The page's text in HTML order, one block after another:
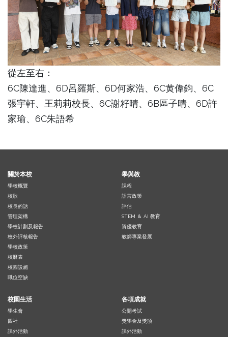
從左至右：
6C陳達進、6D呂羅斯、6D何家浩、6C黄偉鈞、6C
張宇軒、王莉莉校長、6C謝籽晴、6B區子晴、6D許
家瑜、6C朱語希
關於本校
學校概覽
校歌
校長的話
管理架構
學校計劃及報告
校外評核報告
學校政策
校曆表
校園設施
職位空缺
學與教
課程
語言政策
評估
STEM ＆ AI 教育
資優教育
教師專業發展
校園生活
學生會
四社
課外活動
各項成就
公開考試
獎學金及獎項
課外活動